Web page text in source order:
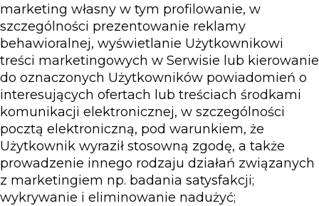
marketing własny w tym profilowanie, w
szczególności prezentowanie reklamy
behawioralnej, wyświetlanie Użytkownikowi
treści marketingowych w Serwisie lub kierowanie
do oznaczonych Użytkowników powiadomień o
interesujących ofertach lub treściach środkami
komunikacji elektronicznej, w szczególności
pocztą elektroniczną, pod warunkiem, że
Użytkownik wyraził stosowną zgodę, a także
prowadzenie innego rodzaju działań związanych
z marketingiem np. badania satysfakcji;
wykrywanie i eliminowanie nadużyć;